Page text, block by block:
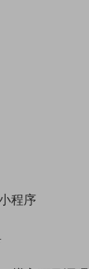
程序